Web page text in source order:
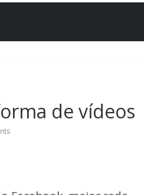
de vídeos